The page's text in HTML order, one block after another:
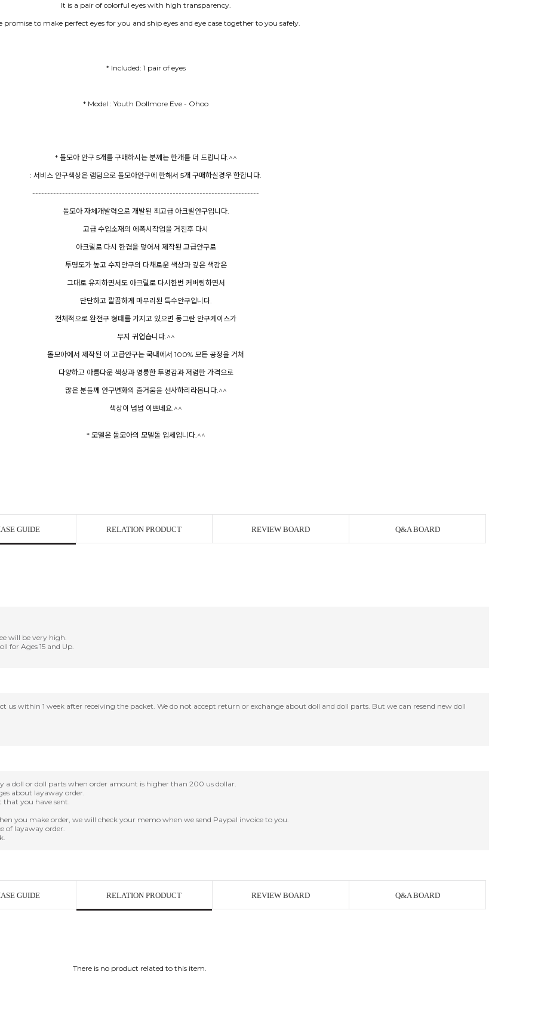
It is a pair of colorful eyes with high transparency.
promise to make perfect eyes for you and ship eyes and eye case together to you safely.
* Included: 1 pair of eyes
* 돌모아 안구 5개를 구매하시는 분께는 한개를 더 드립니다.^^
: 서비스 안구색상은 램덤으로 돌모아안구에 한해서 5개 구매하실경우 한합니다.
----------------------------------------------------------------------------
돌모아 자체개발력으로 개발된 최고급 아크릴안구입니다.
고급 수입소재의 에폭시작업을 거친후 다시
아크릴로 다시 한겹을 덮어서 제작된 고급안구로
투명도가 높고 수지안구의 다채로운 색상과 깊은 색감은
그대로 유지하면서도 아크릴로 다시한번 커버링하면서
단단하고 깔끔하게 마무리된 특수안구입니다.
전체적으로 완전구 형태를 가지고 있으면 동그란 안구케이스가
무지 귀엽습니다.^^
돌모아에서 제작된 이 고급안구는 국내에서 100% 모든 공정을 거쳐
다양하고 아름다운 색상과 영롱한 투명감과 저렴한 가격으로
많은 분들께 안구변화의 즐거움을 선사하리라봅니다.^^
색상이 넘넘 이쁘네요.^^
* 모델은 돌모아의 모델돌 입세입니다.^^
GUIDE RELATION PRODUCT REVIEW BOARD Q&A BOARD
will be very high.
for Ages 15 and Up.
us within 1 week after receiving the packet. We do not accept return or exchange about doll and doll parts. But we can resend new doll
doll or doll parts when order amount is higher than 200 us dollar.
about layaway order.
that you have sent.
you make order, we will check your memo when we send Paypal invoice to you.
of layaway order.
GUIDE RELATION PRODUCT REVIEW BOARD Q&A BOARD
There is no product related to this item.